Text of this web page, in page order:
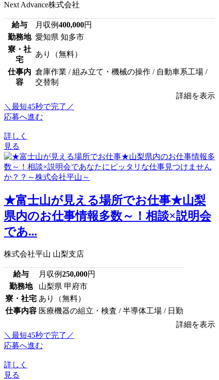
Next Advance株式会社
給与 月収例400,000円
勤務地 愛知県 知多市
寮・社
宅
あり（無料）
仕事内
容
倉庫作業 / 組み立て・機械の操作 / 自動車系工場 /
交替制
詳細を表示
＼最短45秒で完了／
応募へ進む
詳しく
見る
★富士山が見える場所でお仕事★山梨
県内のお仕事情報多数～！相談×説明会
であ...
株式会社平山 山梨支店
給与 月収例250,000円
勤務地
山梨県 甲府市
寮・社宅 あり（無料）
仕事内容 医療機器の組立・検査 / 半導体工場 / 日勤
詳細を表示
＼最短45秒で完了／
応募へ進む
詳しく
見る